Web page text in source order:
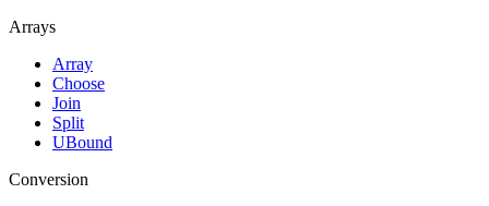
Arrays
Array
Choose
Join
Split
UBound
Conversion